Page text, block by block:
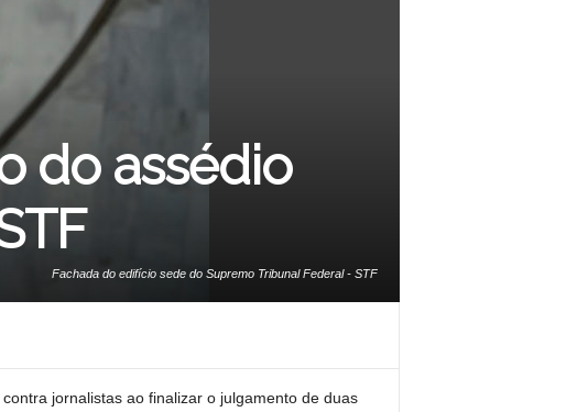
Fachada do edifício sede do Supremo Tribunal Federal - STF
do assédio
jornalistas ao finalizar o julgamento de duas